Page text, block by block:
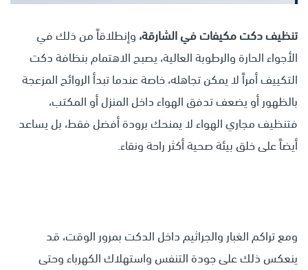
تنظيف دكت مكيفات في الشارقة، وإنطلاقاً من ذلك في
الأجواء الحارة والرطوبة العالية، يصبح الاهتمام بنظافة دكت
التكييف أمراً لا يمكن تجاهله، خاصة عندما تبدأ الروائح المزعجة
بالظهور أو يضعف تدفق الهواء داخل المنزل أو المكتب،
فتنظيف مجاري الهواء لا يمنحك برودة أفضل فقط، بل يساعد
أيضاً على خلق بيئة صحية أكثر راحة ونقاء.
ومع تراكم الغبار والجراثيم داخل الدكت بمرور الوقت، قد
ينعكس ذلك على جودة التنفس واستهلاك الكهرباء وحتى